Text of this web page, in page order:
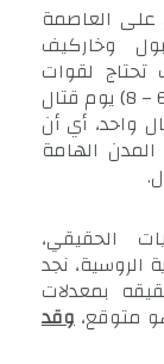
على العاصمة
وخاركيف
تحتاج لقوات
مهاجمة مضاعفة وفترة قتال تصل إلى (6 – 8) يوم قتال
واحد، أي أن
الهامة
الحقيقي،
الروسية، نجد
بمعدلات
متوقع، وقد